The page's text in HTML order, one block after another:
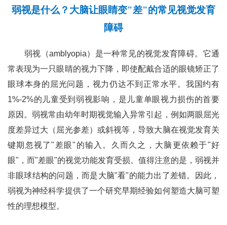
弱视是什么？大脑让眼睛变"差"的常见视觉发育
障碍
弱视（amblyopia）是一种常见的视觉发育障碍。它通
常表现为一只眼睛的视力下降，即使配戴合适的眼镜矫正了
眼球本身的屈光问题，视力仍达不到正常水平。我国约有
1%-2%的儿童受到弱视影响，是儿童单眼视力损伤的首要
原因。弱视常由幼年时期视觉输入异常引起，例如两眼屈光
度差异过大（屈光参差）或斜视等，导致大脑在视觉发育关
键期忽视了"差眼"的输入。久而久之，大脑更依赖于"好
眼"，而"差眼"的视觉功能发育受损。值得注意的是，弱视并
非眼球结构的问题，而是大脑"看"的能力出了差错。因此，
弱视为神经科学提供了一个研究早期经验如何塑造大脑可塑
性的理想模型。